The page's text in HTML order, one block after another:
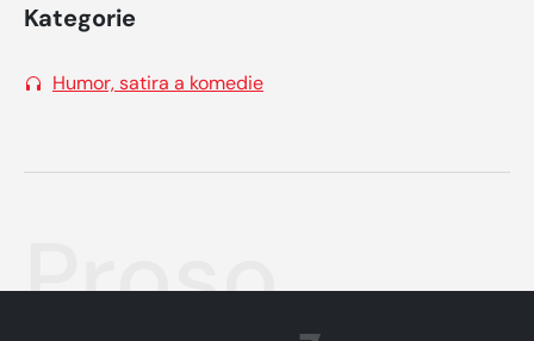
Kategorie
Humor, satira a komedie
Proso